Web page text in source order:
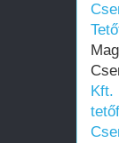
Kft.